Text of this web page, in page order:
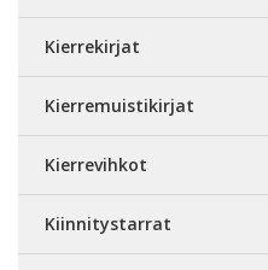
Kierrekirjat
Kierremuistikirjat
Kierrevihkot
Kiinnitystarrat